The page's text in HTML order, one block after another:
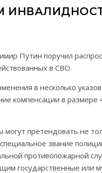
Путин поручил
в СВО.
в несколько
компенсации в
претендовать не
звание
противопожарной
государственные или